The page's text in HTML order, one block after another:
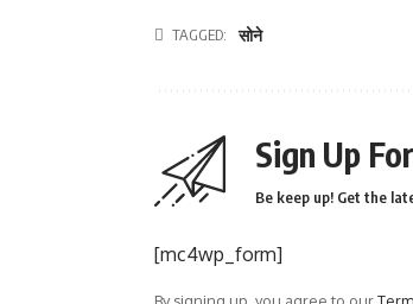
TAGGED: सोने
Sign Up
Be keep up! Get the
[mc4wp_form]